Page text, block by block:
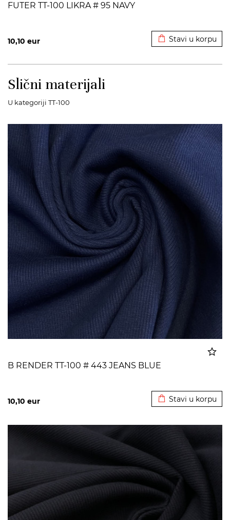
FUTER TT-100 LIKRA # 95 NAVY
10,10 eur Stavi u korpu
Slični materijali
U kategoriji TT-100
B RENDER TT-100 # 443 JEANS BLUE
10,10 eur Stavi u korpu